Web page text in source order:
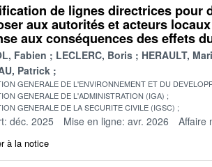
de lignes directrices pour
aux autorités et acteurs
aux conséquences des effets
Fabien LECLERC, Boris HERAULT,
Patrick
GENERALE DE L'ENVIRONNEMENT ET DU
GENERALE DE L'ADMINISTRATION (IGA)
GENERALE DE LA SECURITE CIVILE (IGSC)
déc. 2025 Mise en ligne: avr. 2026 Affaire
à la notice